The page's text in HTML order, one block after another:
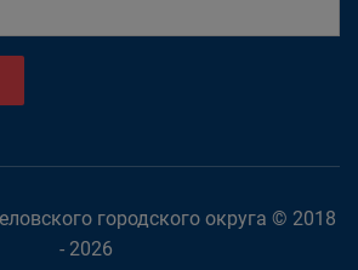
городского округа © 2018
- 2026